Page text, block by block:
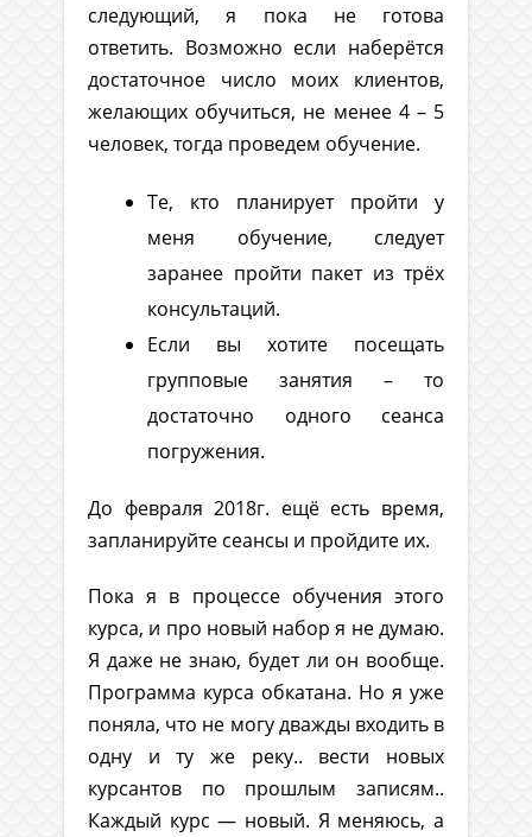
следующий, я пока не готова
ответить. Возможно если наберётся
достаточное число моих клиентов,
желающих обучиться, не менее 4 – 5
человек, тогда проведем обучение.
Те, кто планирует пройти у
меня обучение, следует
заранее пройти пакет из трёх
консультаций.
Если вы хотите посещать
групповые занятия – то
достаточно одного сеанса
погружения.
До февраля 2018г. ещё есть время,
запланируйте сеансы и пройдите их.
Пока я в процессе обучения этого
курса, и про новый набор я не думаю.
Я даже не знаю, будет ли он вообще.
Программа курса обкатана. Но я уже
поняла, что не могу дважды входить в
одну и ту же реку.. вести новых
курсантов по прошлым записям..
Каждый курс — новый. Я меняюсь, а